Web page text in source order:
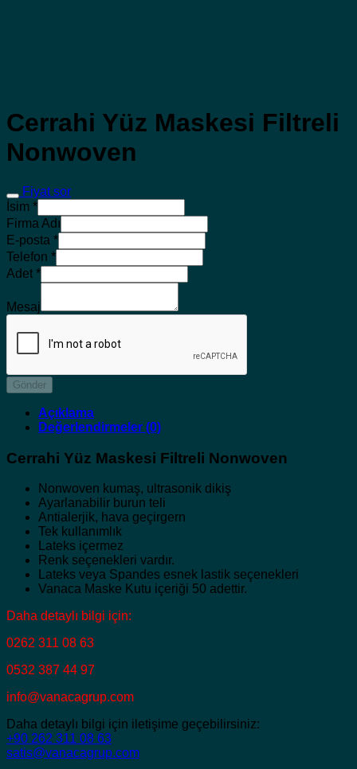
Cerrahi Yüz Maskesi Filtreli
Nonwoven
Fiyat sor
İsim *
Firma Adı
E-posta *
Telefon *
Adet *
Mesaj
Gönder
Açıklama
Değerlendirmeler (0)
Cerrahi Yüz Maskesi Filtreli Nonwoven
Nonwoven kumaş, ultrasonik dikiş
Ayarlanabilir burun teli
Antialerjik, hava geçirgern
Tek kullanımlık
Lateks içermez
Renk seçenekleri vardır.
Lateks veya Spandes esnek lastik seçenekleri
Vanaca Maske Kutu içeriği 50 adettir.
Daha detaylı bilgi için:
0262 311 08 63
0532 387 44 97
info@vanacagrup.com
Daha detaylı bilgi için iletişime geçebilirsiniz:
+90 262 311 08 63
satis@vanacagrup.com